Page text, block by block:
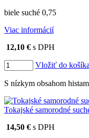
biele suché 0,75
Viac informácií
12,10 € s DPH
Vložiť do košíka
S nízkym obsahom
Tokajské samorodné
14,50 € s DPH